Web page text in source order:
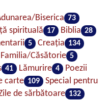
Biserica 73
spirituală 17 Biblia 28
5 Creaţia 134
Familia/Căsătorie 5
41 Lămurire 4 Poezii
carte 109
Special pentru
de sărbătoare 132